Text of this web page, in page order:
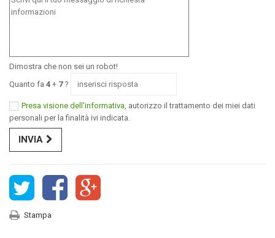
Dimostra che non sei un robot!
Quanto fa 4 + 7?
Presa visione dell'informativa , autorizzo il trattamento dei miei dati
personali per la finalità ivi indicata.
INVIA
Stampa